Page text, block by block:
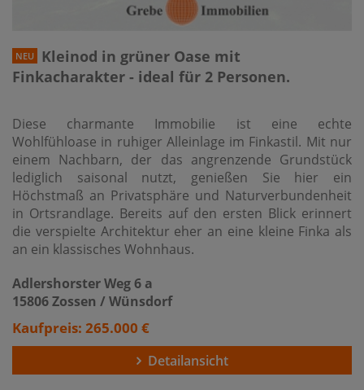
NEU
Kleinod in grüner Oase mit
Finkacharakter - ideal für 2 Personen.
Diese charmante Immobilie ist eine echte
Wohlfühloase in ruhiger Alleinlage im Finkastil. Mit nur
einem Nachbarn, der das angrenzende Grundstück
lediglich saisonal nutzt, genießen Sie hier ein
Höchstmaß an Privatsphäre und Naturverbundenheit
in Ortsrandlage. Bereits auf den ersten Blick erinnert
die verspielte Architektur eher an eine kleine Finka als
an ein klassisches Wohnhaus.
Adlershorster Weg 6 a
15806 Zossen / Wünsdorf
Kaufpreis: 265.000 €
Detailansicht